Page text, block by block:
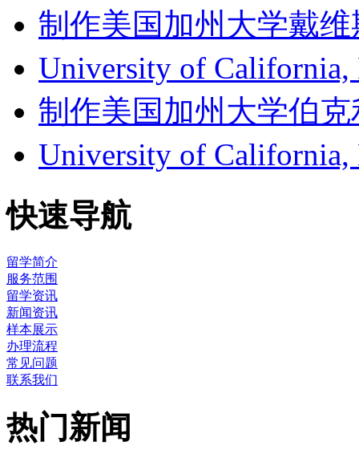
制作美国加州大学戴
University of
制作美国加州大学伯
University of
快速导航
留学简介
服务范围
留学资讯
新闻资讯
样本展示
办理流程
常见问题
联系我们
热门新闻